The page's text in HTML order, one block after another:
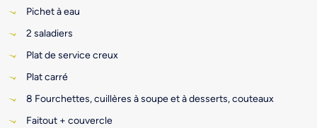
Pichet à eau
2 saladiers
Plat de service creux
Plat carré
8 Fourchettes, cuillères à soupe et à desserts, couteaux
Faitout + couvercle